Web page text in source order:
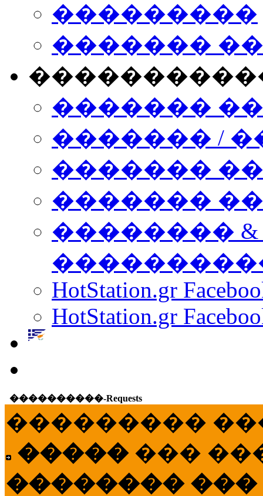
���������
�������
�������
������� /
�������
������� ���
��������
HotStation.gr
HotStation.gr
����������-Requests
���������
����� ���
�������� ���